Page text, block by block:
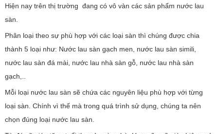
Hiện nay trên thị trường đang có vô vàn các sản phẩm nước lau
sàn.
Phân loại theo sự phù hợp với các loại sàn thì chúng được chia
thành 5 loại như: Nước lau sàn gạch men, nước lau sàn simili,
nước lau sàn đá mài, nước lau nhà sàn gỗ, nước lau nhà sàn
gạch,..
Mỗi loại nước lau sàn sẽ chứa các nguyên liệu phù hợp với từng
loại sàn. Chính vì thế mà trong quá trình sử dụng, chúng ta nên
chọn đúng loại nước lau sàn.